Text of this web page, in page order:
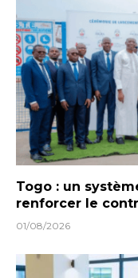
Togo : un
renforcer le
01/08/2026